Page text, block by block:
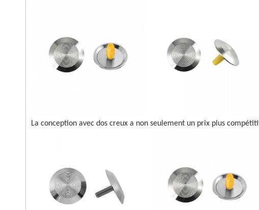
La conception avec dos creux a non seulement un prix plus